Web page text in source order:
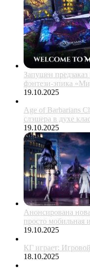
Запущен
фэнтези-эпика
19.10.2025
Age of Barbarians
слэшера в духе
19.10.2025
Анонсирована
просто мобильная
19.10.2025
КГ играет:
18.10.2025